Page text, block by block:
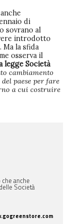
di
sovrano al
introdotto
la sfida
osserva il
legge Società
cambiamento
paese per fare
a cui costruire
anche
Società